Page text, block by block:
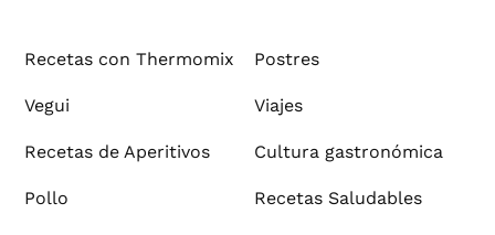
Recetas con Thermomix Postres
Vegui Viajes
Recetas de Aperitivos Cultura gastronómica
Pollo Recetas Saludables